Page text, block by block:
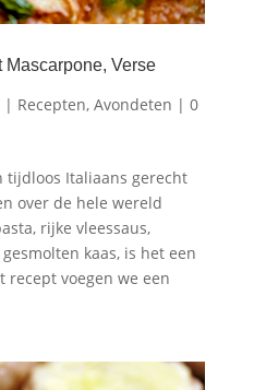
Mascarpone, Verse
| Recepten, Avondeten | 0
tijdloos Italiaans gerecht
over de hele wereld
rijke vleessaus,
kaas, is het een
voegen we een